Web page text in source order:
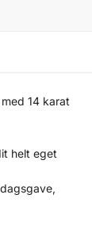
14 karat
helt eget